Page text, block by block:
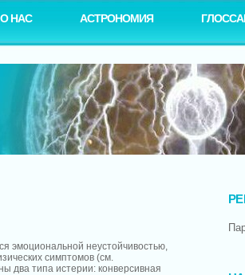
О НАС АСТРОНОМИЯ
эмоциональной неустойчивостью,
симптомов (см.
два типа истерии: конверсивная